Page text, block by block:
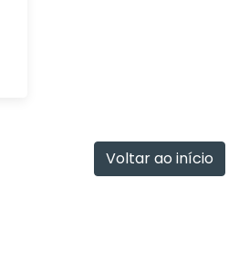
Voltar ao início